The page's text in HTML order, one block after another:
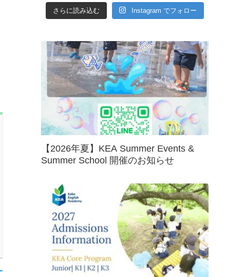
さらに読み込む Instagram でフォロー
【2026年夏】KEA Summer Events &
Summer School 開催のお知らせ